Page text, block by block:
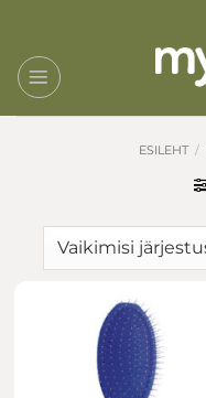
content
ESILEHT /